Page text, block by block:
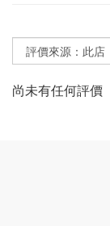
尚未有任何評價